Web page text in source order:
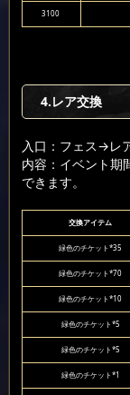
3100
4.レア交換
入口：フェス→レ
内容：イベント期
できます。
交換アイテム
緑色のチケット*35
緑色のチケット*70
緑色のチケット*10
緑色のチケット*5
緑色のチケット*5
緑色のチケット*1